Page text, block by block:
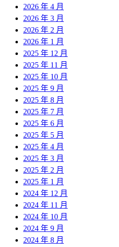
2026 年 4 月
2026 年 3 月
2026 年 2 月
2026 年 1 月
2025 年 12 月
2025 年 11 月
2025 年 10 月
2025 年 9 月
2025 年 8 月
2025 年 7 月
2025 年 6 月
2025 年 5 月
2025 年 4 月
2025 年 3 月
2025 年 2 月
2025 年 1 月
2024 年 12 月
2024 年 11 月
2024 年 10 月
2024 年 9 月
2024 年 8 月